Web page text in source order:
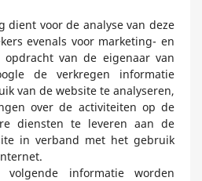
dient voor de analyse van deze
evenals voor marketing- en
opdracht van de eigenaar van
de verkregen informatie
van de website te analyseren,
over de activiteiten op de
diensten te leveren aan de
in verband met het gebruik
informatie worden